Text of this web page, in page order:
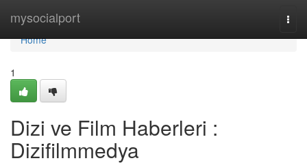
mysocialport
Home
Home
1
Dizi ve Film Haberleri :
Dizifilmmedya